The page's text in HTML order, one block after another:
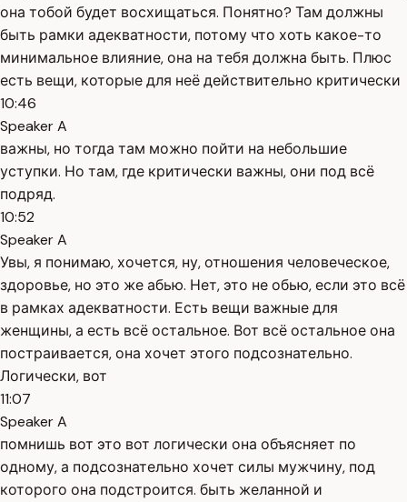
она тобой будет восхищаться. Понятно? Там должны
быть рамки адекватности, потому что хоть какое-то
минимальное влияние, она на тебя должна быть. Плюс
есть вещи, которые для неё действительно критически
10:46
Speaker A
важны, но тогда там можно пойти на небольшие
уступки. Но там, где критически важны, они под всё
подряд.
10:52
Speaker A
Увы, я понимаю, хочется, ну, отношения человеческое,
здоровье, но это же абью. Нет, это не обью, если это всё
в рамках адекватности. Есть вещи важные для
женщины, а есть всё остальное. Вот всё остальное она
постраивается, она хочет этого подсознательно.
Логически, вот
11:07
Speaker A
помнишь вот это вот логически она объясняет по
одному, а подсознательно хочет силы мужчину, под
которого она подстроится. быть желанной и